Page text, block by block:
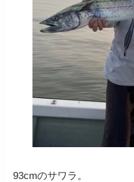
93cmのサワラ。